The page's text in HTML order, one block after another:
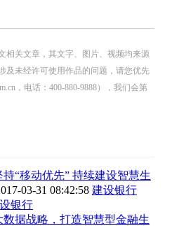
相关文章，其文字、图片、视频均来源
及未经许可使用作品的问题，请您优先
，电话：400-880-9888），我们会第
“移动优先” 持续建设智慧生
03-31 08:42:58 建设银行
银行
据战略，打造智慧型金融生